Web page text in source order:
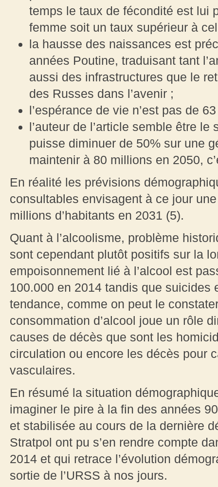
temps le taux de fécondité est lui
femme soit un taux supérieur à
la hausse des naissances est
années Poutine, traduisant tant
aussi des infrastructures que le
des Russes dans l’avenir ;
l’espérance de vie n’est pas de
l’auteur de l’article semble être
puisse diminuer de 50% sur une
maintenir à 80 millions en 2050,
En réalité les prévisions
consultables envisagent à ce jour
millions d’habitants en 2031 (5).
Quant à l’alcoolisme, problème
sont cependant plutôt positifs sur la
empoisonnement lié à l’alcool est
100.000 en 2014 tandis que
tendance, comme on peut le
consommation d’alcool joue un rôle
causes de décès que sont les
circulation ou encore les décès pour
vasculaires.
En résumé la situation
imaginer le pire à la fin des années
et stabilisée au cours de la dernière
Stratpol ont pu s’en rendre compte
2014 et qui retrace l’évolution
sortie de l’URSS à nos jours.